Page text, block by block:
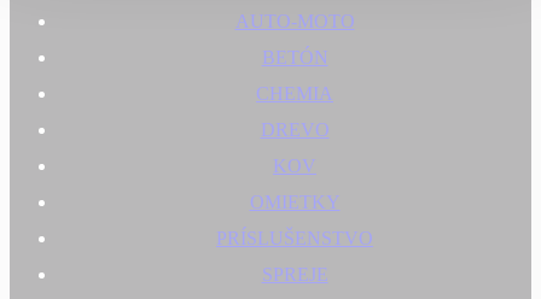
AUTO-MOTO
BETÓN
CHEMIA
DREVO
KOV
OMIETKY
PRÍSLUŠENSTVO
SPREJE